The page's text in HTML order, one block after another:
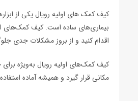
کیف کمک های اولیه رویال یکی از
بیماری‌های ساده است. کیف کمک‌های
اقدام کنید و از بروز مشکلات جدی
کیف کمک‌های اولیه رویال به‌ویژه
مکانی قرار گیرد و همیشه آماده